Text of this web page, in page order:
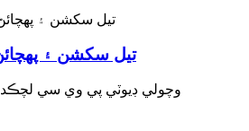
تيل سکشن ۽